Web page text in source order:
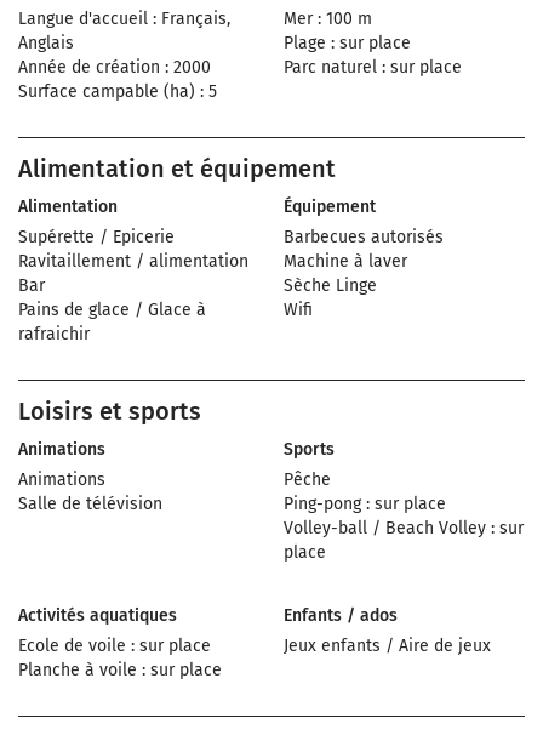
Langue d'accueil : Français,
Anglais
Année de création : 2000
Surface campable (ha) : 5
Mer : 100 m
Plage : sur place
Parc naturel : sur place
Alimentation et équipement
Alimentation
Supérette / Epicerie
Ravitaillement / alimentation
Bar
Pains de glace / Glace à
rafraichir
Équipement
Barbecues autorisés
Machine à laver
Sèche Linge
Wifi
Loisirs et sports
Animations
Animations
Salle de télévision
Sports
Pêche
Ping-pong : sur place
Volley-ball / Beach Volley : sur
place
Activités aquatiques
Ecole de voile : sur place
Planche à voile : sur place
Enfants / ados
Jeux enfants / Aire de jeux